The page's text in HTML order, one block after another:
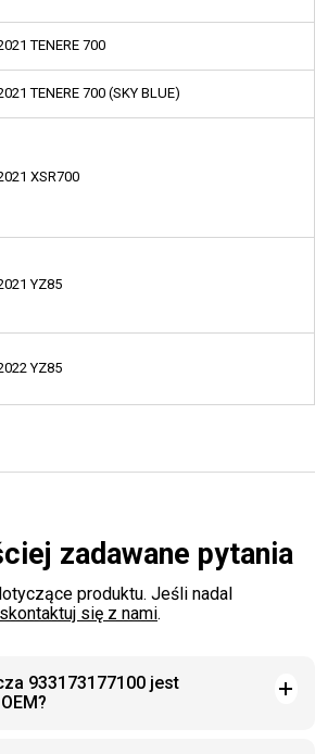
TENERE 700
TENERE 700 (SKY BLUE)
XSR700
YZ85
YZ85
zadawane pytania
produktu. Jeśli nadal
skontaktuj się z nami.
933173177100 jest